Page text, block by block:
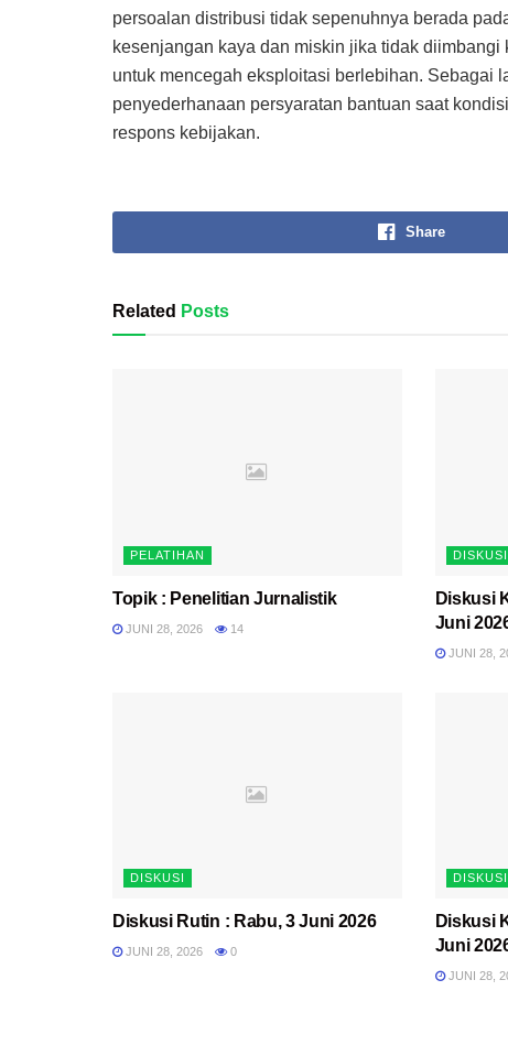
persoalan distribusi tidak sepenuhnya berada
kesenjangan kaya dan miskin jika tidak
untuk mencegah eksploitasi berlebihan. Sebagai
penyederhanaan persyaratan bantuan saat
respons kebijakan.
Share
Related Posts
PELATIHAN
Topik : Penelitian Jurnalistik
JUNI 28, 2026 14
DISKUSI
Diskusi
Juni
JUNI 28,
DISKUSI
Diskusi Rutin : Rabu, 3 Juni 2026
JUNI 28, 2026 0
DISKUSI
Diskusi
Juni
JUNI 28,